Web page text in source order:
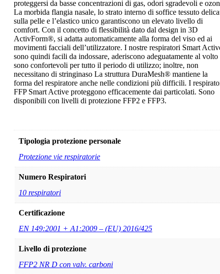
proteggersi da basse concentrazioni di gas, odori sgradevoli e
La morbida flangia nasale, lo strato interno di soffice tessuto
sulla pelle e l’elastico unico garantiscono un elevato livello di
comfort. Con il concetto di flessibilità dato dal design in 3D
ActivForm®, si adatta automaticamente alla forma del viso ed ai
movimenti facciali dell’utilizzatore. I nostre respiratori Smart
sono quindi facili da indossare, aderiscono adeguatamente al volto
sono confortevoli per tutto il periodo di utilizzo; inoltre, non
necessitano di stringinaso La struttura DuraMesh® mantiene la
forma del respiratore anche nelle condizioni più difficili. I
FFP Smart Active proteggono efficacemente dai particolati. Sono
disponibili con livelli di protezione FFP2 e FFP3.
Tipologia protezione personale
Protezione vie respiratorie
Numero Respiratori
10 respiratori
Certificazione
EN 149:2001 + A1:2009 – (EU) 2016/425
Livello di protezione
FFP2 NR D con valv. carboni